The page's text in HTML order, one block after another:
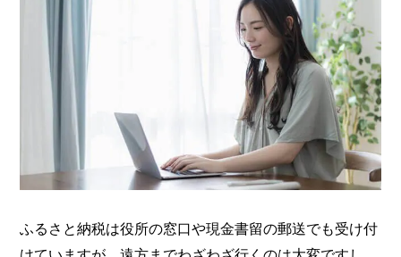
ふるさと納税は役所の窓口や現金書留の郵送でも受け付